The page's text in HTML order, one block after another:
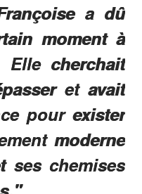
a dû
moment à
cherchait
et avait
pour exister
moderne
ses chemises